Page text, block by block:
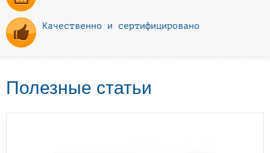
Качественно и сертифицировано
Полезные статьи